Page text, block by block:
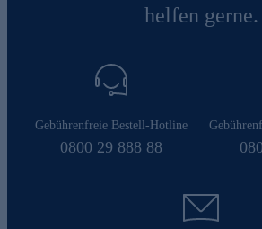
helfen gerne.
Gebührenfreie Bestell-Hotline
0800 29 888 88